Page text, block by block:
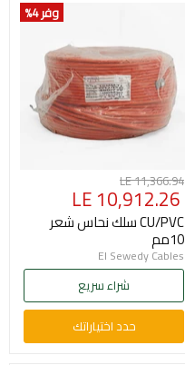
وفر 4 %
السعر
الأصلي
LE 11,366.94
السعر
الحالي
LE 10,912.26
CU/PVC سلك نحاس شعر
10مم
El Sewedy Cables
شراء سريع
حدد اختياراتك